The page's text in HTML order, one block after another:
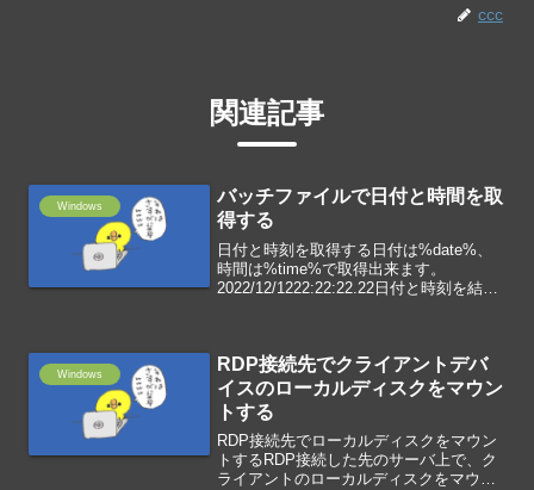
ccc
関連記事
Windows
バッチファイルで日付と時間を取
得する
日付と時刻を取得する日付は%date%、
時間は%time%で取得出来ます。
2022/12/1222:22:22.22日付と時刻を結合
Windows
RDP接続先でクライアントデバ
イスのローカルディスクをマウン
トする
RDP接続先でローカルディスクをマウン
トするRDP接続した先のサーバ上で、ク
ライアントのローカルディスクをマウン